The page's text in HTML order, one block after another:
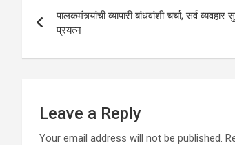
p
p
o
navigation
पालकमंत्र्यांची व्यापारी बांधवांशी चर्चा; सर्व
प्रयत्न
Leave a Reply
Your email address will not be published.